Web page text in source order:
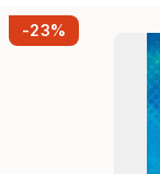
-23%